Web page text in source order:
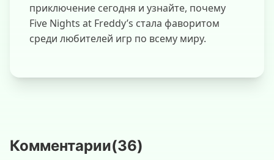
приключение сегодня и узнайте, почему
Five Nights at Freddy’s стала фаворитом
среди любителей игр по всему миру.
Комментарии(36)